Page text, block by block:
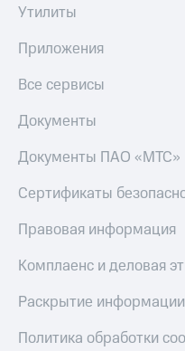
Утилиты
Приложения
Все сервисы
Документы
Документы ПАО «МТС»
Сертификаты
Правовая информация
Комплаенс и деловая
Раскрытие информации
Политика обработки